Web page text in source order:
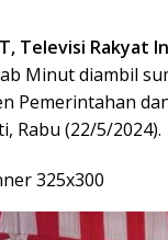
Televisi Rakyat
Minut diambil
Pemerintahan
Rabu (22/5/2024).